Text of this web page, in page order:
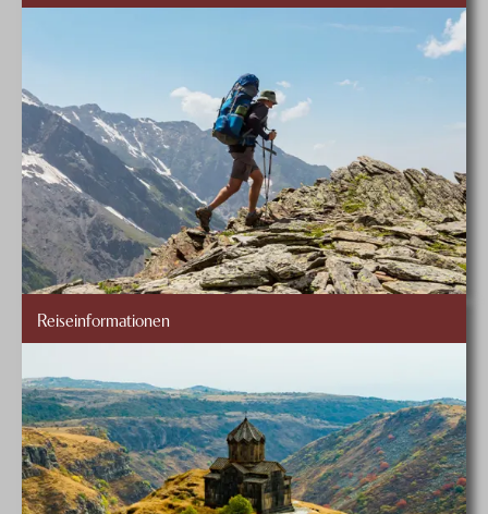
Reiseinformationen